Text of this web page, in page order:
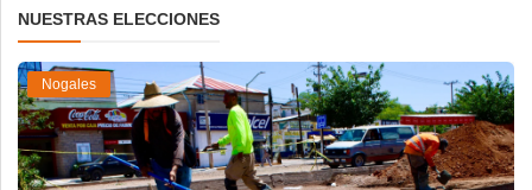
NUESTRAS ELECCIONES
Nogales